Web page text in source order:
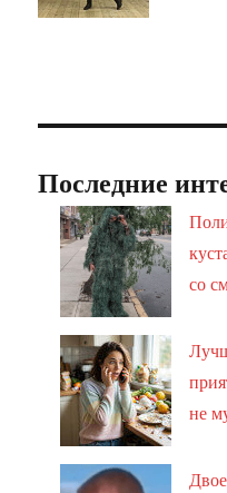
Последние
со
не